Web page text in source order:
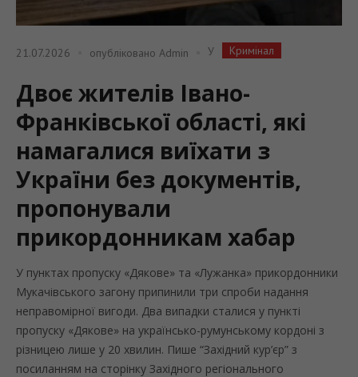
21.07.2026 опубліковано Admin У Кримінал
Двоє жителів Івано-
Франківської області, які
намагалися виїхати з
України без документів,
пропонували
прикордонникам хабар
У пунктах пропуску «Дякове» та «Лужанка» прикордонники
Мукачівського загону припинили три спроби надання
неправомірної вигоди. Два випадки сталися у пункті
пропуску «Дякове» на українсько-румунському кордоні з
різницею лише у 20 хвилин. Пише “Західний кур’єр” з
посиланням на сторінку Західного регіонального